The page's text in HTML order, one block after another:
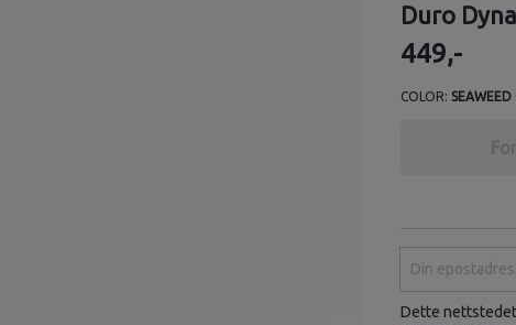
Duro
449,-
COLOR:
Dette nettstedet